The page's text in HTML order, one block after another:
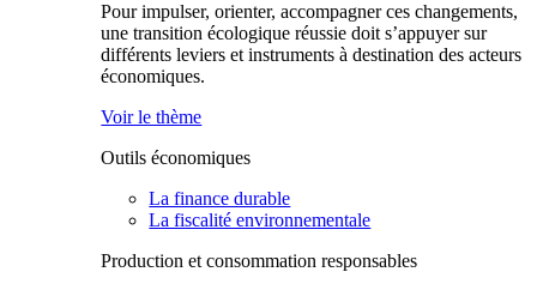
Pour impulser, orienter, accompagner ces changements,
une transition écologique réussie doit s’appuyer sur
différents leviers et instruments à destination des acteurs
économiques.
Voir le thème
Outils économiques
La finance durable
La fiscalité environnementale
Production et consommation responsables